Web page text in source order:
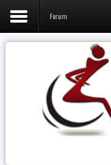
Forum